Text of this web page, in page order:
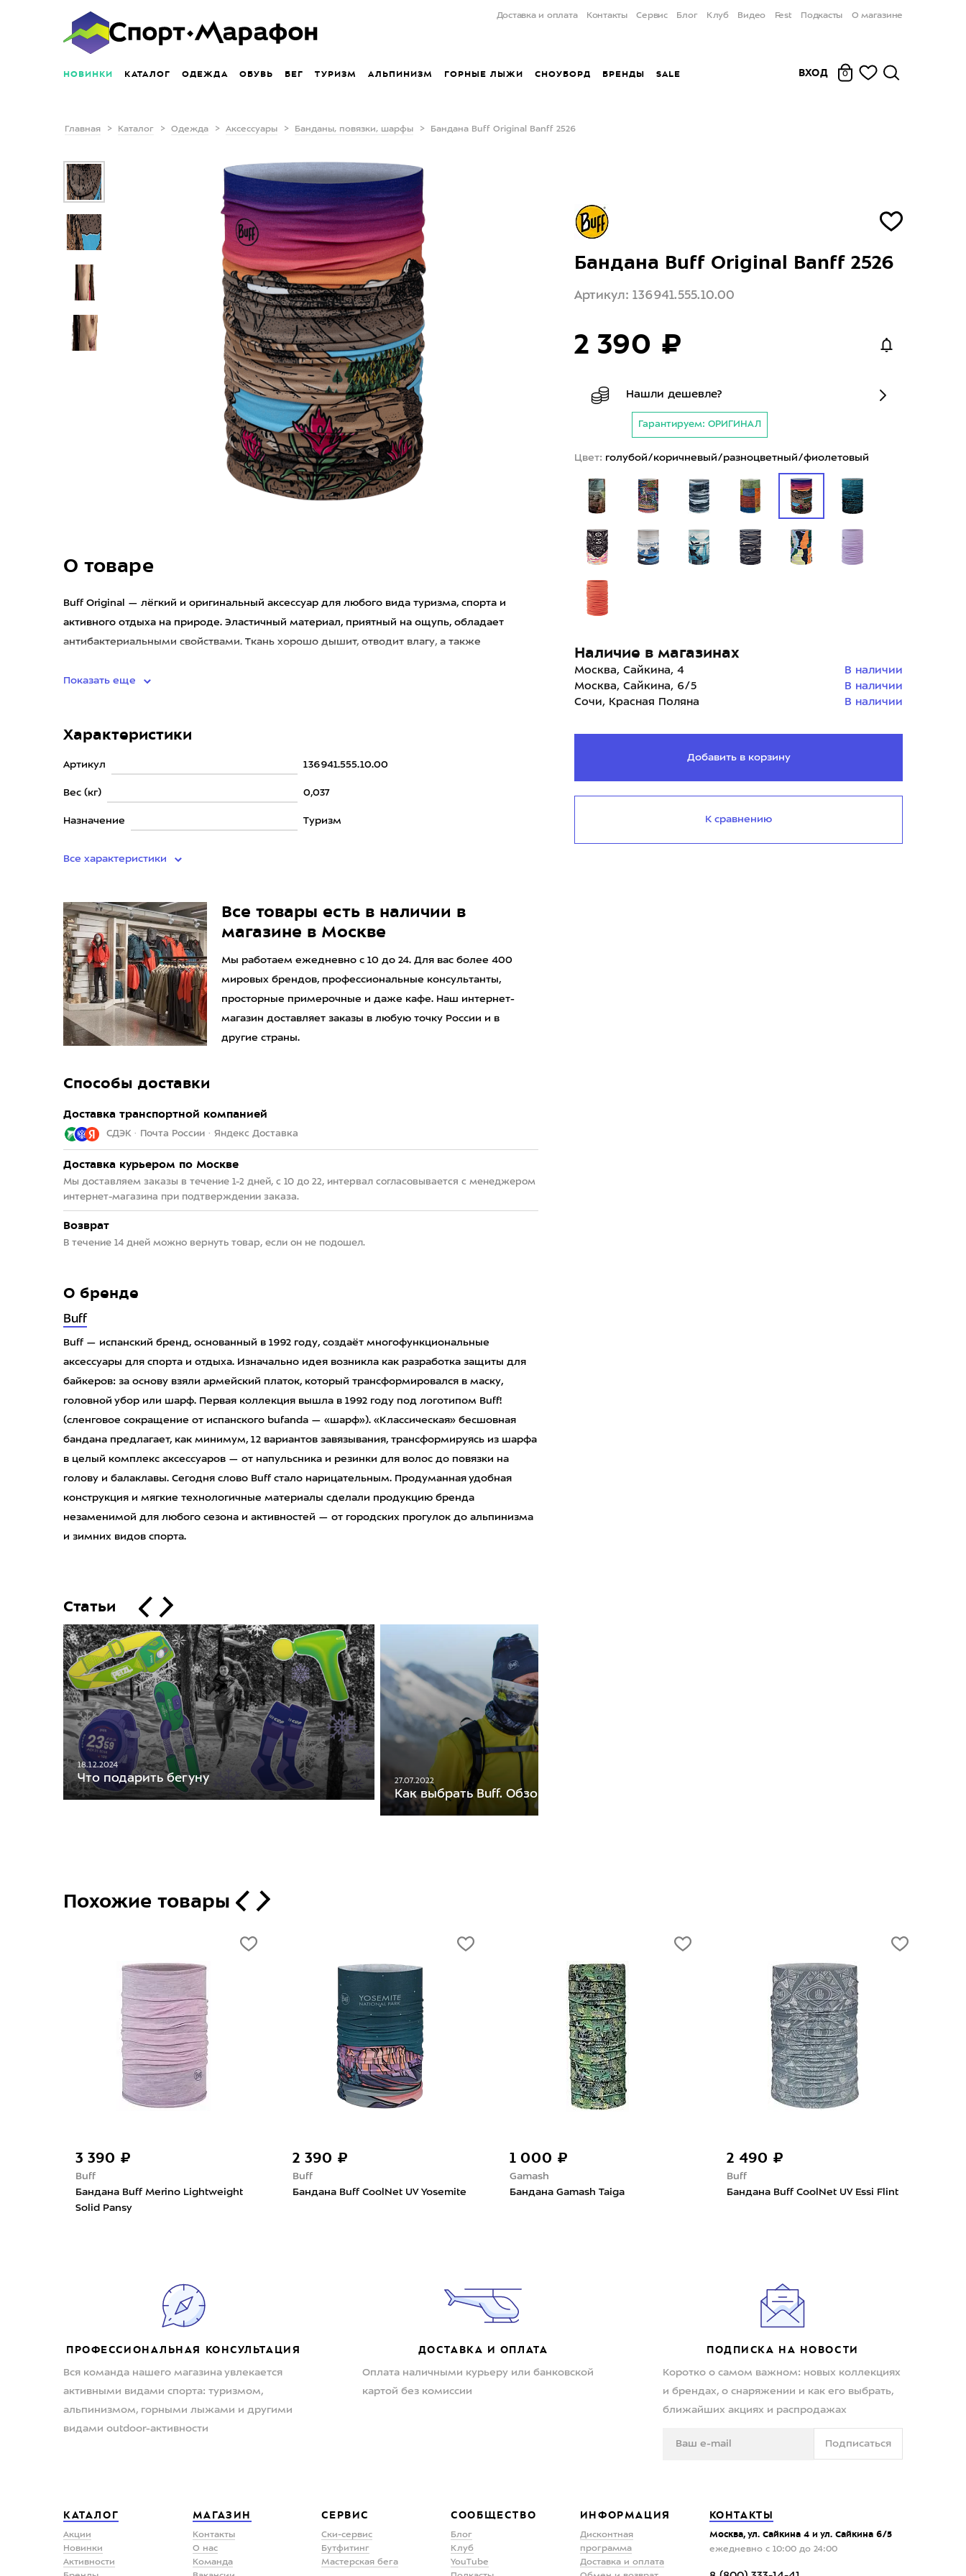
Доставка и оплата Контакты Сервис Блог Клуб Видео Fest Подкасты О магазине
НОВИНКИ КАТАЛОГ ОДЕЖДА ОБУВЬ БЕГ ТУРИЗМ АЛЬПИНИЗМ ГОРНЫЕ ЛЫЖИ СНОУБОРД БРЕНДЫ SALE ВХОД 0
Главная Каталог Одежда Аксессуары Банданы, повязки, шарфы Бандана Buff Original Banff 2526
О товаре
Buff Original — лёгкий и оригинальный аксессуар для любого вида туризма, спорта и
активного отдыха на природе. Эластичный материал, приятный на ощупь, обладает
антибактериальными свойствами. Ткань хорошо дышит, отводит влагу, а также
Показать еще
Характеристики
Артикул 136941.555.10.00
Вес (кг) 0,037
Назначение Туризм
Все характеристики
Все товары есть в наличии в
магазине в Москве
Мы работаем ежедневно с 10 до 24. Для вас более 400
мировых брендов, профессиональные консультанты,
просторные примерочные и даже кафе. Наш интернет-
магазин доставляет заказы в любую точку России и в
другие страны.
Способы доставки
Доставка транспортной компанией
СДЭК · Почта России · Яндекс Доставка
Доставка курьером по Москве
Мы доставляем заказы в течение 1-2 дней, с 10 до 22, интервал согласовывается с менеджером
интернет-магазина при подтверждении заказа.
Возврат
В течение 14 дней можно вернуть товар, если он не подошел.
О бренде
Buff
Buff — испанский бренд, основанный в 1992 году, создаёт многофункциональные
аксессуары для спорта и отдыха. Изначально идея возникла как разработка защиты для
байкеров: за основу взяли армейский платок, который трансформировался в маску,
головной убор или шарф. Первая коллекция вышла в 1992 году под логотипом Buff!
(сленговое сокращение от испанского bufanda — «шарф»). «Классическая» бесшовная
бандана предлагает, как минимум, 12 вариантов завязывания, трансформируясь из шарфа
в целый комплекс аксессуаров — от напульсника и резинки для волос до повязки на
голову и балаклавы. Сегодня слово Buff стало нарицательным. Продуманная удобная
конструкция и мягкие технологичные материалы сделали продукцию бренда
незаменимой для любого сезона и активностей — от городских прогулок до альпинизма
и зимних видов спорта.
Статьи
18.12.2024
Что подарить бегуну 27.07.2022
Как выбрать Buff. Обзор коллекции
Бандана Buff Original Banff 2526
Артикул: 136941.555.10.00
2 390 ₽
Нашли дешевле?
Гарантируем: ОРИГИНАЛ
Цвет: голубой/коричневый/разноцветный/фиолетовый
Наличие в магазинах
Москва, Сайкина, 4
В наличии
Москва, Сайкина, 6/5
В наличии
Сочи, Красная Поляна
В наличии
Добавить в корзину
К сравнению
Похожие товары
3 390 ₽
Buff
Бандана Buff Merino Lightweight
Solid Pansy
2 390 ₽
Buff
Бандана Buff CoolNet UV Yosemite
1 000 ₽
Gamash
Бандана Gamash Taiga
2 490 ₽
Buff
Бандана Buff CoolNet UV Essi Flint
ПРОФЕССИОНАЛЬНАЯ КОНСУЛЬТАЦИЯ
Вся команда нашего магазина увлекается
активными видами спорта: туризмом,
альпинизмом, горными лыжами и другими
видами outdoor-активности
ДОСТАВКА И ОПЛАТА
Оплата наличными курьеру или банковской
картой без комиссии
ПОДПИСКА НА НОВОСТИ
Коротко о самом важном: новых коллекциях
и брендах, о снаряжении и как его выбрать,
ближайших акциях и распродажах
Подписаться
КАТАЛОГ
Акции
Новинки
Активности
МАГАЗИН
Контакты
О нас
Команда
СЕРВИС
Ски-сервис
Бутфитинг
Мастерская бега
СООБЩЕСТВО
Блог
Клуб
YouTube
ИНФОРМАЦИЯ
Дисконтная
программа
Доставка и оплата
КОНТАКТЫ
Москва, ул. Сайкина 4 и ул. Сайкина 6/5
ежедневно с 10:00 до 24:00